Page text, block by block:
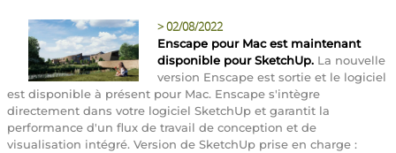
>02/08/2022
Enscape pour Mac est maintenant
disponible pour SketchUp. La nouvelle
version Enscape est sortie et le logiciel
est disponible à présent pour Mac. Enscape s'intègre
directement dans votre logiciel SketchUp et garantit la
performance d'un flux de travail de conception et de
visualisation intégré. Version de SketchUp prise en charge :